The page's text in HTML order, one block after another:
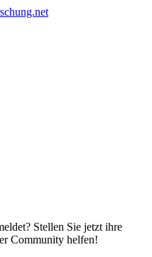
Stellen Sie jetzt ihre
Community helfen!